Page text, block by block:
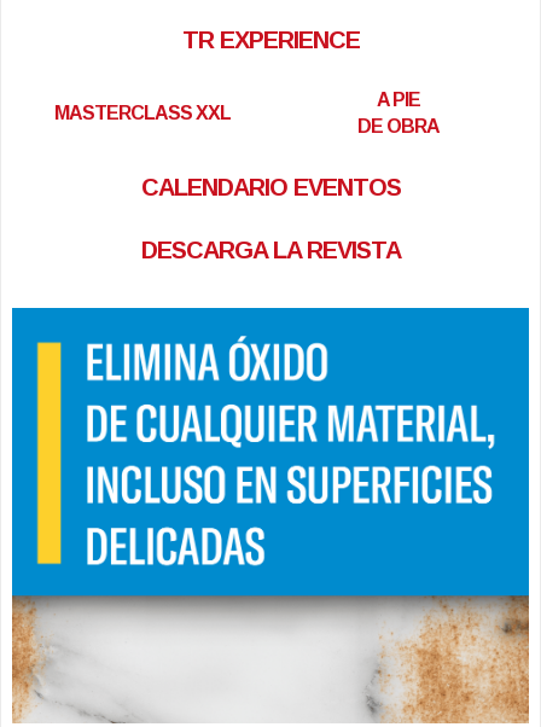
TR EXPERIENCE
MASTERCLASS XXL
A PIE
DE OBRA
CALENDARIO EVENTOS
DESCARGA LA REVISTA